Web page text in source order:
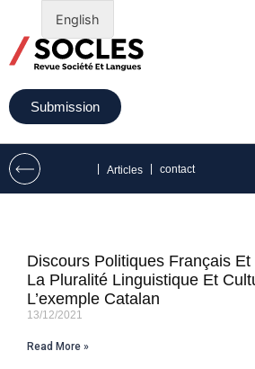
Submission
Articles contact
Discours Politiques Français
La Pluralité Linguistique Et
L’exemple Catalan
13/12/2021
Read More »
English